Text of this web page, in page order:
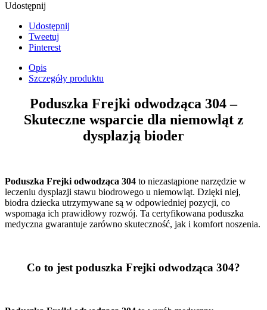
Udostępnij
Udostępnij
Tweetuj
Pinterest
Opis
Szczegóły produktu
Poduszka Frejki odwodząca 304 –
Skuteczne wsparcie dla niemowląt z
dysplazją bioder
Poduszka Frejki odwodząca 304 to niezastąpione narzędzie w
leczeniu dysplazji stawu biodrowego u niemowląt. Dzięki niej,
biodra dziecka utrzymywane są w odpowiedniej pozycji, co
wspomaga ich prawidłowy rozwój. Ta certyfikowana poduszka
medyczna gwarantuje zarówno skuteczność, jak i komfort noszenia.
Co to jest poduszka Frejki odwodząca 304?